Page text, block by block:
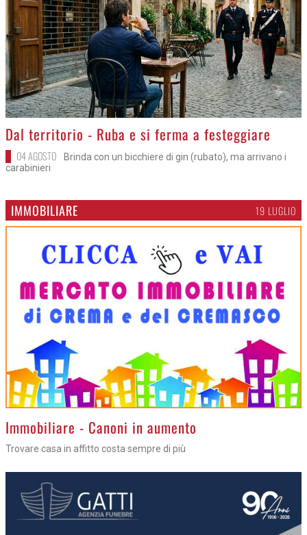
>
Dal territorio - Ruba e si ferma a festeggiare
04 AGOSTO
Brinda con un bicchiere di gin (rubato), ma arrivano i
carabinieri
IMMOBILIARE 19 LUGLIO
>Immobiliare - Canoni in aumento
Trovare casa in affitto costa sempre di più